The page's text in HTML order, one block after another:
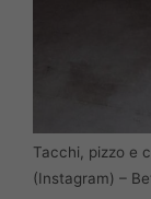
Tacchi, pizzo e
(Instagram) –